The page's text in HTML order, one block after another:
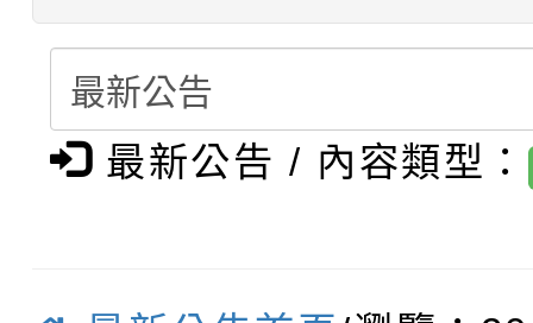
結果(第4招)
學年度第1學期第7次代
結果(第12招)
轉知：桃園市115學年
賽及師生本土語及新住
賽實施要點
轉知：「桃園市115學
比賽實施要點」
轉知：「115年金融知
城市手牽手，綠能透明
轉知：「115學年度全
最新公告 / 內容類型：